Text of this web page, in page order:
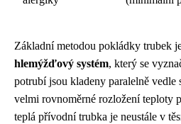
Základní metodou pokládky trubek
hlemýžďový systém, který se
potrubí jsou kladeny paralelně vedle
velmi rovnoměrné rozložení teploty
teplá přívodní trubka je neustále v